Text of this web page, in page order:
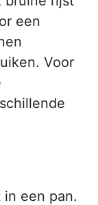
een
Voor
een pan.